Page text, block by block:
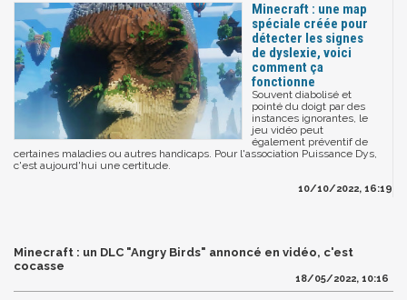
Minecraft : une map
spéciale créée pour
détecter les signes
de dyslexie, voici
comment ça
fonctionne
Souvent diabolisé et
pointé du doigt par des
instances ignorantes, le
jeu vidéo peut
également préventif de
certaines maladies ou autres handicaps. Pour l'association Puissance Dys,
c'est aujourd'hui une certitude.
10/10/2022, 16:19
Minecraft : un DLC "Angry Birds" annoncé en vidéo, c'est
cocasse
18/05/2022, 10:16